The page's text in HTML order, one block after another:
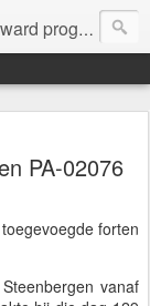
radio activities at castles in the Netherlands. COTA-PA is a member of the World Castle Award program.
PA-02076
forten
vanaf